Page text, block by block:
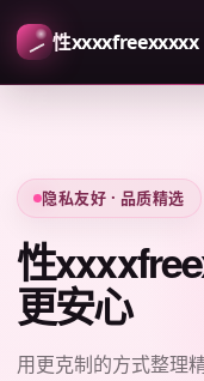
性xxxxfreexxxxx
隐私友好 · 品质精选
性
更安心
用更克制的方式整理